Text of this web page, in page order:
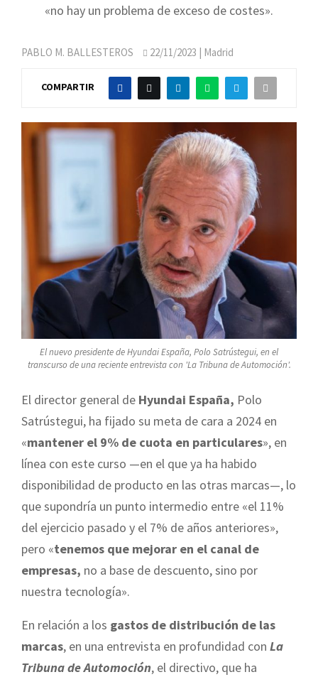
«no hay un problema de exceso de costes».
PABLO M. BALLESTEROS 22/11/2023 | Madrid
COMPARTIR
El nuevo presidente de Hyundai España, Polo Satrústegui, en el
transcurso de una reciente entrevista con 'La Tribuna de Automoción'.
El director general de Hyundai España, Polo
Satrústegui, ha fijado su meta de cara a 2024 en
«mantener el 9% de cuota en particulares», en
línea con este curso —en el que ya ha habido
disponibilidad de producto en las otras marcas—, lo
que supondría un punto intermedio entre «el 11%
del ejercicio pasado y el 7% de años anteriores»,
pero «tenemos que mejorar en el canal de
empresas, no a base de descuento, sino por
nuestra tecnología».
En relación a los gastos de distribución de las
marcas, en una entrevista en profundidad con La
Tribuna de Automoción, el directivo, que ha